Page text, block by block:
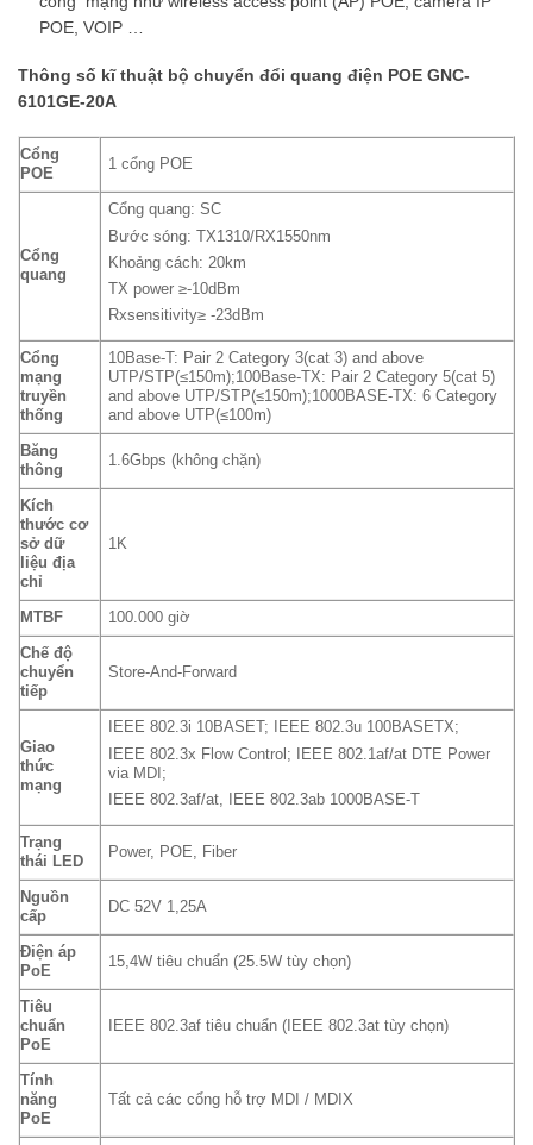
POE, VOIP …
Thông số kĩ thuật bộ chuyển đổi quang điện POE GNC-
6101GE-20A
Cổng
POE
1 cổng POE
Cổng
quang
Cổng quang: SC
Bước sóng: TX1310/RX1550nm
Khoảng cách: 20km
TX power ≥-10dBm
Rxsensitivity≥ -23dBm
Cổng
mạng
truyền
thống
10Base-T: Pair 2 Category 3(cat 3) and above
UTP/STP(≤150m);100Base-TX: Pair 2 Category 5(cat 5)
and above UTP/STP(≤150m);1000BASE-TX: 6 Category
and above UTP(≤100m)
Băng
thông
1.6Gbps (không chặn)
Kích
thước cơ
sở dữ
liệu địa
chỉ
1K
MTBF 100.000 giờ
Chế độ
chuyển
tiếp
Store-And-Forward
Giao
thức
mạng
IEEE 802.3i 10BASET; IEEE 802.3u 100BASETX;
IEEE 802.3x Flow Control; IEEE 802.1af/at DTE Power
via MDI;
IEEE 802.3af/at, IEEE 802.3ab 1000BASE-T
Trạng
thái LED
Power, POE, Fiber
Nguồn
cấp
DC 52V 1,25A
Điện áp
PoE
15,4W tiêu chuẩn (25.5W tùy chọn)
Tiêu
chuẩn
PoE
IEEE 802.3af tiêu chuẩn (IEEE 802.3at tùy chọn)
Tính
năng
PoE
Tất cả các cổng hỗ trợ MDI / MDIX